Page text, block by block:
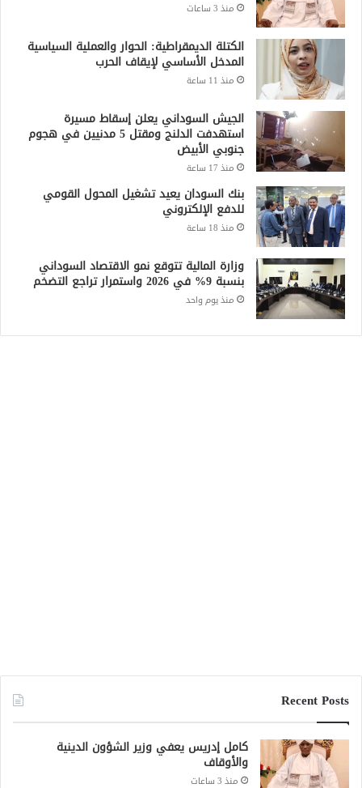
منذ 3 ساعات
الكتلة الديمقراطية: الحوار والعملية السياسية
المدخل الأساسي لإيقاف الحرب
منذ 11 ساعة
الجيش السوداني يعلن إسقاط مسيرة
استهدفت الدلنج ومقتل 5 مدنيين في هجوم
جنوبي الأبيض
منذ 17 ساعة
بنك السودان يعيد تشغيل المحول القومي
للدفع الإلكتروني
منذ 18 ساعة
وزارة المالية تتوقع نمو الاقتصاد السوداني
بنسبة 9% في 2026 واستمرار تراجع التضخم
منذ يوم واحد
Recent Posts
كامل إدريس يعفي وزير الشؤون الدينية
والأوقاف
منذ 3 ساعات